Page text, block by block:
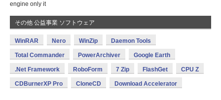
engine only it
その他 公益事業 ソフトウェア
WinRAR Nero WinZip Daemon Tools
Total Commander PowerArchiver Google Earth
.Net Framework RoboForm 7 Zip FlashGet CPU Z
CDBurnerXP Pro CloneCD Download Accelerator